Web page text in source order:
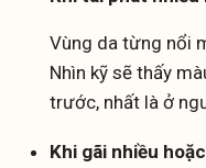
Vùng da từng nổi
Nhìn kỹ sẽ thấy
trước, nhất là ở
Khi gãi nhiều